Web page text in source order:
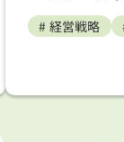
# 経営戦略